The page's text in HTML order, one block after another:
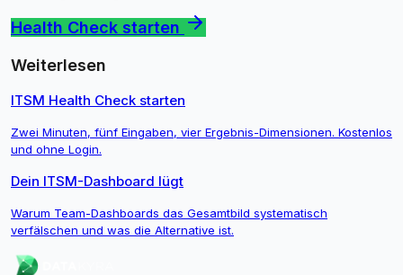
Health Check starten
Weiterlesen
ITSM Health Check starten
Zwei Minuten, fünf Eingaben, vier Ergebnis-Dimensionen. Kostenlos
und ohne Login.
Dein ITSM-Dashboard lügt
Warum Team-Dashboards das Gesamtbild systematisch
verfälschen und was die Alternative ist.